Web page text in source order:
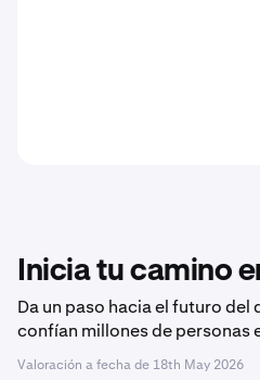
Inicia tu camino
Da un paso hacia el futuro
confían millones de personas
Valoración a fecha de 18th May 2026